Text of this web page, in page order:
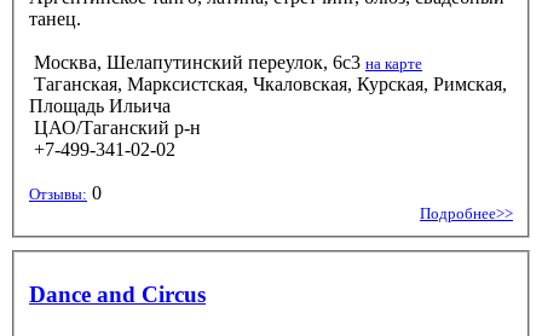
танец.
Москва, Шелапутинский переулок, 6с3 на карте
Таганская, Марксистская, Чкаловская, Курская, Римская,
Площадь Ильича
ЦАО/Таганский р-н
+7-499-341-02-02
Отзывы: 0
Подробнее>>
Dance and Circus